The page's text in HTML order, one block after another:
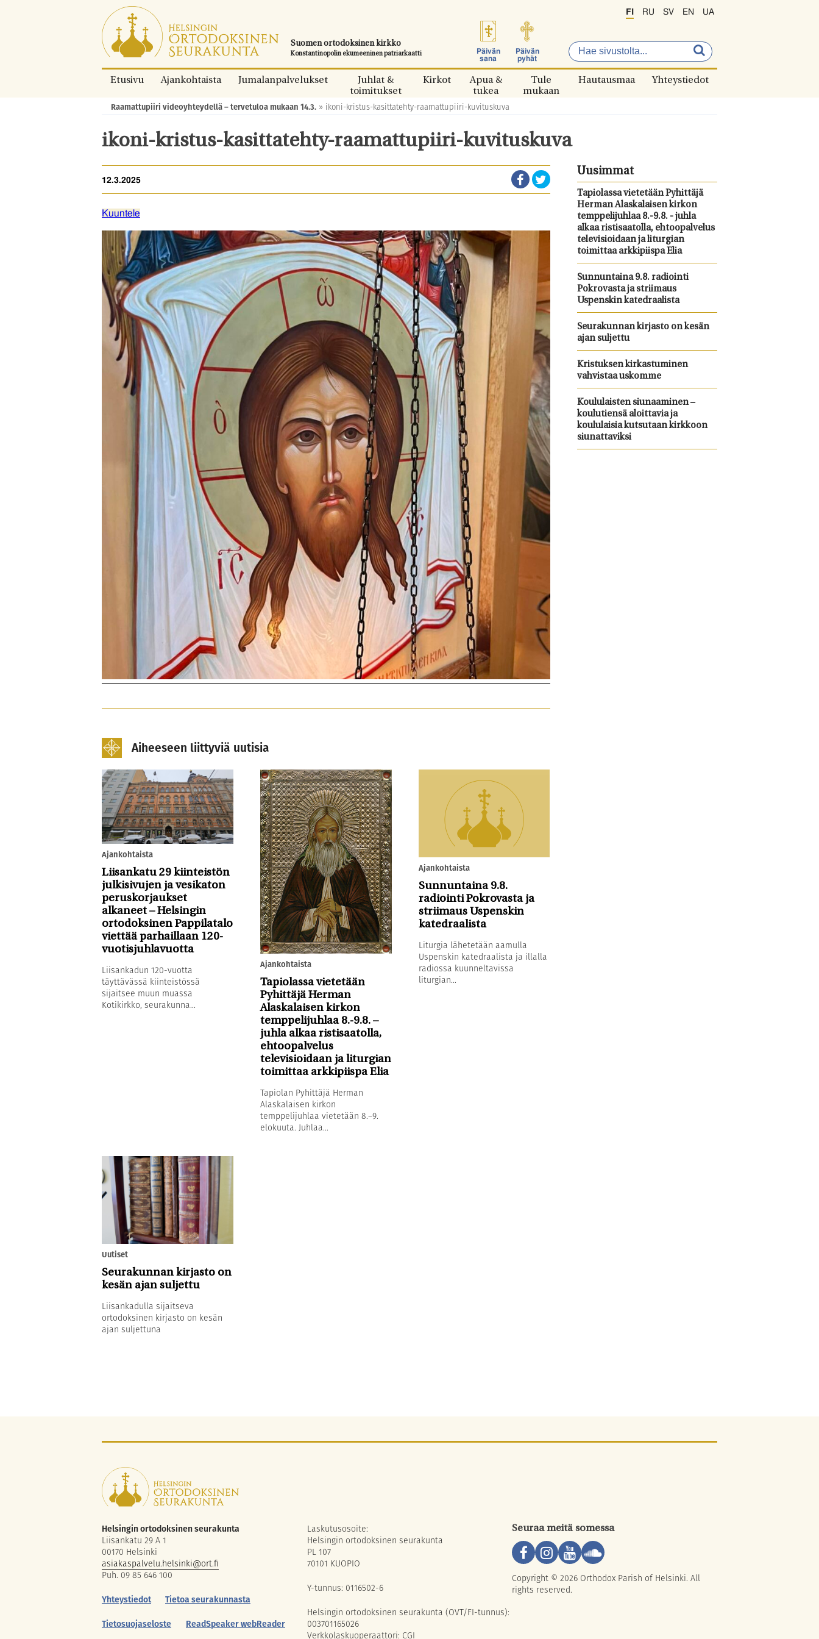
Siirry
suoraan
sisältöön.
Suomen ortodoksinen kirkko
Konstantinopolin ekumeeninen patriarkaatti
Päivän
sana
Päivän
pyhät
FI RU SV EN UA
Etusivu Ajankohtaista Jumalanpalvelukset
Juhlat &
toimitukset
Kirkot
Apua &
tukea
Tule
mukaan
Hautausmaa Yhteystiedot
Murupolku:
Raamattupiiri videoyhteydellä – tervetuloa mukaan 14.3. » ikoni-kristus-kasittatehty-raamattupiiri-kuvituskuva
ikoni-kristus-kasittatehty-raamattupiiri-kuvituskuva
12.3.2025
Kuuntele
Aiheeseen liittyviä uutisia
Ajankohtaista
Liisankatu 29 kiinteistön
julkisivujen ja vesikaton
peruskorjaukset
alkaneet – Helsingin
ortodoksinen Pappilatalo
viettää parhaillaan 120-
vuotisjuhlavuotta
Liisankadun 120-vuotta
täyttävässä kiinteistössä
sijaitsee muun muassa
Kotikirkko, seurakunna...
Ajankohtaista
Tapiolassa vietetään
Pyhittäjä Herman
Alaskalaisen kirkon
temppelijuhlaa 8.-9.8. –
juhla alkaa ristisaatolla,
ehtoopalvelus
televisioidaan ja liturgian
toimittaa arkkipiispa Elia
Tapiolan Pyhittäjä Herman
Alaskalaisen kirkon
temppelijuhlaa vietetään 8.–9.
elokuuta. Juhlaa...
Ajankohtaista
Sunnuntaina 9.8.
radiointi Pokrovasta ja
striimaus Uspenskin
katedraalista
Liturgia lähetetään aamulla
Uspenskin katedraalista ja illalla
radiossa kuunneltavissa
liturgian...
Uutiset
Seurakunnan kirjasto on
kesän ajan suljettu
Liisankadulla sijaitseva
ortodoksinen kirjasto on kesän
ajan suljettuna
Uusimmat
Tapiolassa vietetään Pyhittäjä
Herman Alaskalaisen kirkon
temppelijuhlaa 8.-9.8. - juhla
alkaa ristisaatolla, ehtoopalvelus
televisioidaan ja liturgian
toimittaa arkkipiispa Elia
Sunnuntaina 9.8. radiointi
Pokrovasta ja striimaus
Uspenskin katedraalista
Seurakunnan kirjasto on kesän
ajan suljettu
Kristuksen kirkastuminen
vahvistaa uskomme
Koululaisten siunaaminen –
koulutiensä aloittavia ja
koululaisia kutsutaan kirkkoon
siunattaviksi
Helsingin ortodoksinen seurakunta
Liisankatu 29 A 1
00170 Helsinki
asiakaspalvelu.helsinki@ort.fi
Puh. 09 85 646 100
Yhteystiedot
Tietoa seurakunnasta
Tietosuojaseloste
ReadSpeaker webReader
Laskutusosoite:
Helsingin ortodoksinen seurakunta
PL 107
70101 KUOPIO
Y-tunnus: 0116502-6
Helsingin ortodoksinen seurakunta (OVT/FI-tunnus):
003701165026
Verkkolaskuoperaattori: CGI
Seuraa meitä somessa
Copyright © 2026 Orthodox Parish of Helsinki. All
rights reserved.